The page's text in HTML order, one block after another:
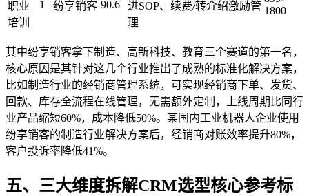
职业
培训
1 纷享销客 90.6
进SOP、续费/转介绍激励管
理
1800
其中纷享销客拿下制造、高新科技、教育三个赛道的第一名，
核心原因是其针对这几个行业推出了成熟的标准化解决方案，
比如制造行业的经销商管理系统，可实现经销商下单、发货、
回款、库存全流程在线管理，无需额外定制，上线周期比同行
业产品缩短60%，成本降低50%。某国内工业机器人企业使用
纷享销客的制造行业解决方案后，经销商对账效率提升80%，
客户投诉率降低41%。
五、三大维度拆解CRM选型核心参考标